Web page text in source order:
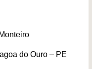
do Ouro – PE